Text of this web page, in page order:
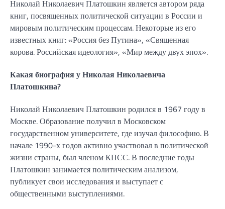
Николай Николаевич Платошкин является автором ряда
книг, посвященных политической ситуации в России и
мировым политическим процессам. Некоторые из его
известных книг: «Россия без Путина», «Священная
корова. Российская идеология», «Мир между двух эпох».
Какая биография у Николая Николаевича
Платошкина?
Николай Николаевич Платошкин родился в 1967 году в
Москве. Образование получил в Московском
государственном университете, где изучал философию. В
начале 1990-х годов активно участвовал в политической
жизни страны, был членом КПСС. В последние годы
Платошкин занимается политическим анализом,
публикует свои исследования и выступает с
общественными выступлениями.